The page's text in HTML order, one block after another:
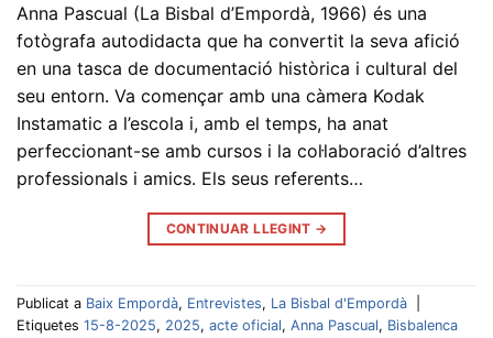
Anna Pascual (La Bisbal d’Empordà, 1966) és una
fotògrafa autodidacta que ha convertit la seva afició
en una tasca de documentació històrica i cultural del
seu entorn. Va començar amb una càmera Kodak
Instamatic a l’escola i, amb el temps, ha anat
perfeccionant-se amb cursos i la col·laboració d’altres
professionals i amics. Els seus referents…
CONTINUAR LLEGINT →
Publicat a Baix Empordà, Entrevistes, La Bisbal d'Empordà
Etiquetes 15-8-2025, 2025, acte oficial, Anna Pascual, Bisbalenca